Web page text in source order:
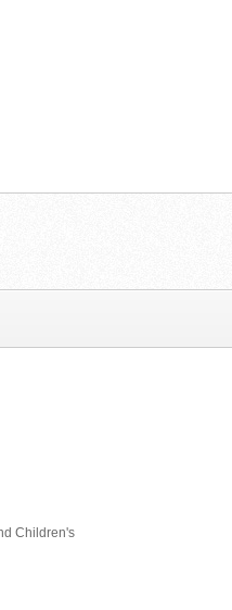
Children's